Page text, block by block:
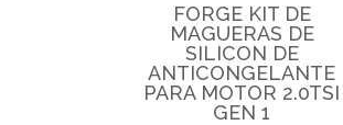
FORGE KIT DE
MAGUERAS DE
SILICON DE
ANTICONGELANTE
PARA MOTOR 2.0TSI
GEN 1